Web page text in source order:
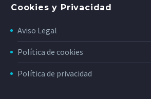
Cookies y Privacidad
Aviso Legal
Política de cookies
Política de privacidad